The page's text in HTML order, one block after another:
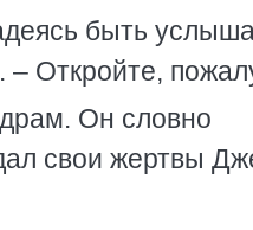
быть
Откройте,
Он словно
свои жертвы